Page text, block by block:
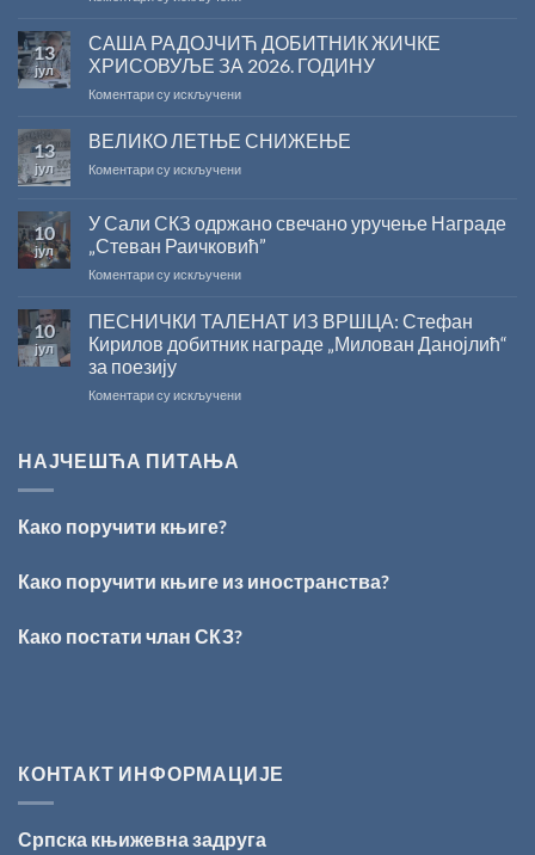
поводом
резултата
конкурса
Министарства
за
капиталних
на
српском
13
јул
САША РАДОЈЧИЋ ДОБИТНИК ЖИЧКЕ
ХРИСОВУЉЕ ЗА 2026. ГОДИНУ
Коментари су искљученина
РАДОЈЧИЋ
ЖИЧКЕ
2026.
ГОДИНУ
13
јул
ВЕЛИКО ЛЕТЊЕ СНИЖЕЊЕ
Коментари су искљученина
СНИЖЕЊЕ
10
јул
У Сали СКЗ одржано свечано уручење Награде
„Стеван Раичковић”
Коментари су искљученина
Сали
одржано
уручење
10
јул
ПЕСНИЧКИ ТАЛЕНАТ ИЗ ВРШЦА: Стефан
Кирилов добитник награде „Милован Данојлић“
за поезију
Коментари су искљученина
„Милован
поезију
НАЈЧЕШЋА ПИТАЊА
Како поручити књиге?
Како поручити књиге из иностранства?
Како постати члан СКЗ?
КОНТАКТ ИНФОРМАЦИЈЕ
Српска књижевна задруга